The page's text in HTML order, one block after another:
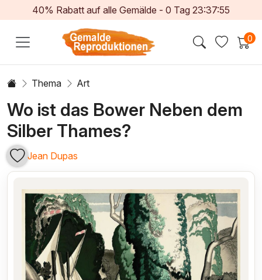
40% Rabatt auf alle Gemälde - 0 Tag 23:37:54
0
Thema Art
Wo ist das Bower Neben dem
Silber Thames?
Jean Dupas